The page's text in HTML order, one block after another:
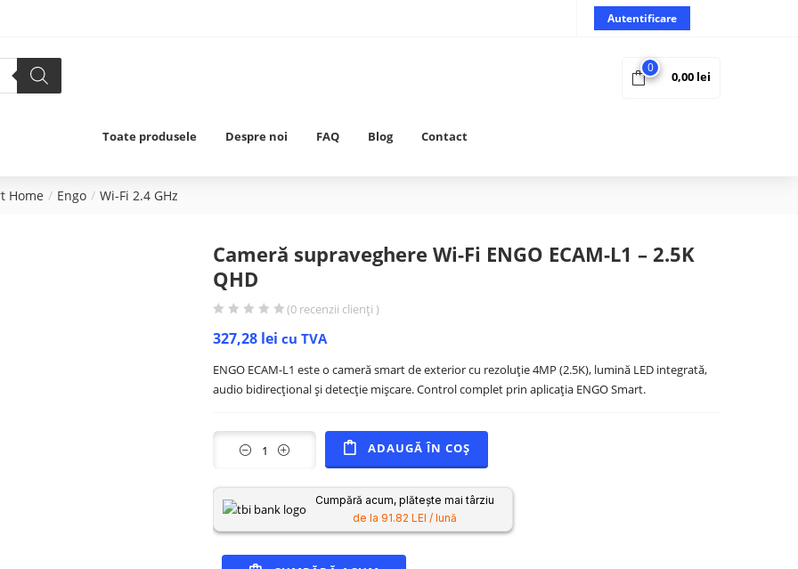
Autentificare
0
0,00 lei
Toate produsele Despre noi FAQ Blog Contact
Home Engo Wi-Fi 2.4 GHz
Cameră supraveghere Wi-Fi ENGO ECAM-L1 – 2.5K
QHD
(0 recenzii clienți )
327,28 lei cu TVA
ENGO ECAM-L1 este o cameră smart de exterior cu rezoluție 4MP (2.5K), lumină LED integrată,
audio bidirecțional și detecție mișcare. Control complet prin aplicația ENGO Smart.
ADAUGĂ ÎN COȘ
Cumpără acum, plătește mai târziu
de la 91.82 LEI / lună